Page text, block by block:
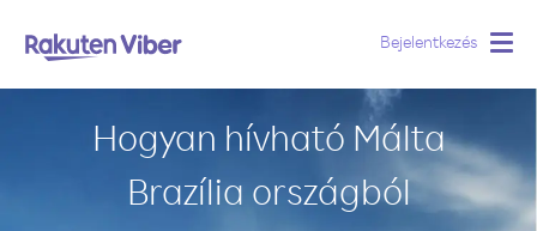
Bejelentkezés
Hogyan hívható Málta
Brazília országból